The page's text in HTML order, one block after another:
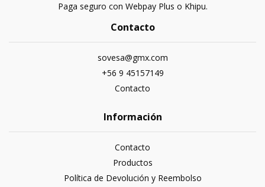
Paga seguro con Webpay Plus o Khipu.
Contacto
sovesa@gmx.com
+56 9 45157149
Contacto
Información
Contacto
Productos
Política de Devolución y Reembolso